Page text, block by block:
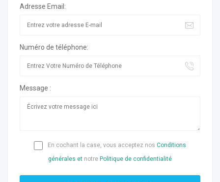
Adresse Email:
Numéro de téléphone:
Message :
En cochant la case, vous acceptez nos Conditions
générales et notre Politique de confidentialité